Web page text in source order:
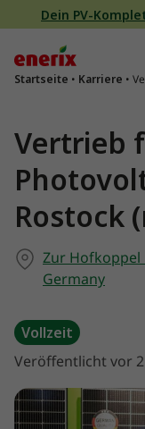
Direkt zum Inhalt
Dein PV-
Startseite • Karriere •
Vertrieb
Rostock
Zur Hofkoppel
Germany
Vollzeit
Veröffentlicht vor 2